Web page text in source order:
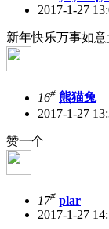
2017-1-27
新年快乐万事如
16# 熊猫兔
2017-1-27
赞一个
17# plar
2017-1-27